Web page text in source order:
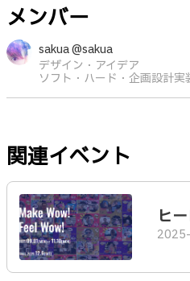
メンバー
sakua @sakua
デザイン・アイデア
ソフト・ハード・企画設計実
関連イベント
ヒ